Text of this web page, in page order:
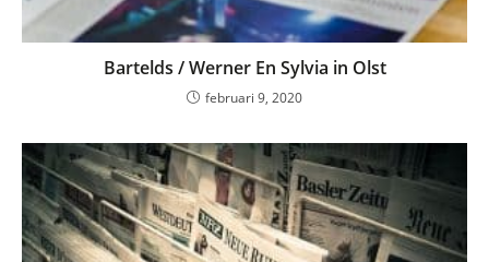
Bartelds / Werner En Sylvia in Olst
februari 9, 2020